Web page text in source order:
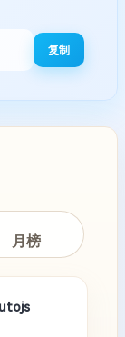
复制
月榜